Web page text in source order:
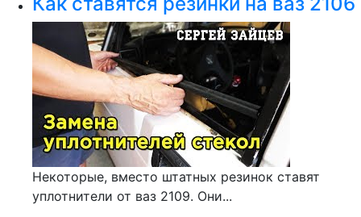
Некоторые, вместо штатных резинок ставят
уплотнители от ваз 2109. Они...